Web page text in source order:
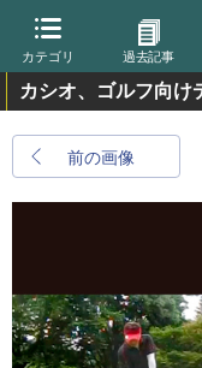
カテゴリ 過去記事
カシオ、ゴルフ向け
前の画像